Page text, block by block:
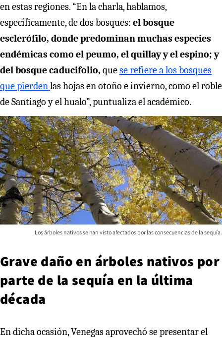
en estas regiones. “En la charla, hablamos,
específicamente, de dos bosques: el bosque
esclerófilo, donde predominan muchas especies
endémicas como el peumo, el quillay y el espino; y
del bosque caducifolio, quese refiere a los bosques
que pierdenlas hojas en otoño e invierno, como el roble
de Santiago y el hualo”, puntualiza el académico.
Los árboles nativos se han visto afectados por las consecuencias de la sequía.
Grave daño en árboles nativos por
parte de la sequía en la última
década
En dicha ocasión, Venegas aprovechó se presentar el